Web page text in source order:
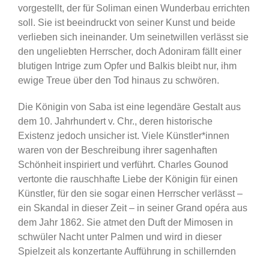
vorgestellt, der für Soliman einen Wunderbau errichten
soll. Sie ist beeindruckt von seiner Kunst und beide
verlieben sich ineinander. Um seinetwillen verlässt sie
den ungeliebten Herrscher, doch Adoniram fällt einer
blutigen Intrige zum Opfer und Balkis bleibt nur, ihm
ewige Treue über den Tod hinaus zu schwören.
Die Königin von Saba ist eine legendäre Gestalt aus
dem 10. Jahrhundert v. Chr., deren historische
Existenz jedoch unsicher ist. Viele Künstler*innen
waren von der Beschreibung ihrer sagenhaften
Schönheit inspiriert und verführt. Charles Gounod
vertonte die rauschhafte Liebe der Königin für einen
Künstler, für den sie sogar einen Herrscher verlässt –
ein Skandal in dieser Zeit – in seiner Grand opéra aus
dem Jahr 1862. Sie atmet den Duft der Mimosen in
schwüler Nacht unter Palmen und wird in dieser
Spielzeit als konzertante Aufführung in schillernden